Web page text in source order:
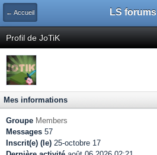
← Accueil LS forums
Profil de JoTiK
Mes informations
Groupe Members
Messages 57
Inscrit(e) (le) 25-octobre 17